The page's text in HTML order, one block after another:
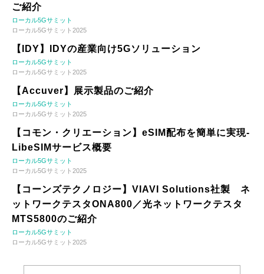
ご紹介
ローカル5Gサミット
ローカル5Gサミット2025
【IDY】IDYの産業向け5Gソリューション
ローカル5Gサミット
ローカル5Gサミット2025
【Accuver】展示製品のご紹介
ローカル5Gサミット
ローカル5Gサミット2025
【コモン・クリエーション】eSIM配布を簡単に実現-
LibeSIMサービス概要
ローカル5Gサミット
ローカル5Gサミット2025
【コーンズテクノロジー】VIAVI Solutions社製 ネ
ットワークテスタONA800／光ネットワークテスタ
MTS5800のご紹介
ローカル5Gサミット
ローカル5Gサミット2025